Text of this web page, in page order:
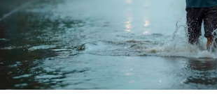
യോഗി ആദിത്യനാഥ്:
ഉന്മാദം
DON'T MISS
ബാഹുബലി രണ്ടാംഭാഗം
കര്‍ണ്ണാടക